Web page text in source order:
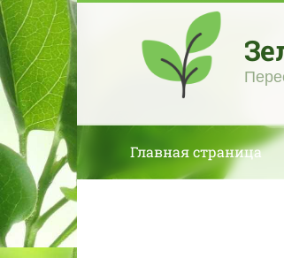
Перейти
к
контенту
Главная страница